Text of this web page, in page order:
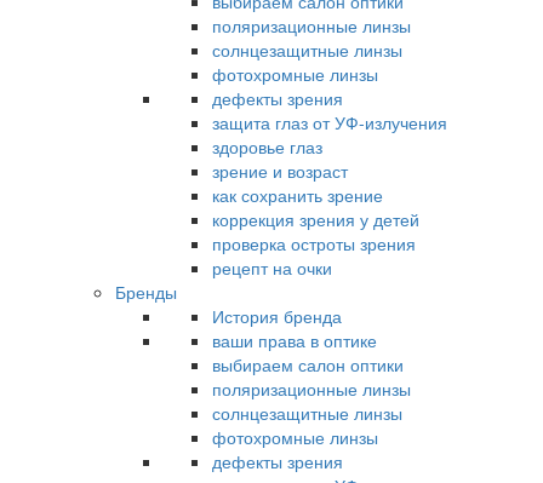
поляризационные линзы
солнцезащитные линзы
фотохромные линзы
дефекты зрения
защита глаз от УФ-излучения
здоровье глаз
зрение и возраст
как сохранить зрение
коррекция зрения у детей
проверка остроты зрения
рецепт на очки
Бренды
История бренда
ваши права в оптике
выбираем салон оптики
поляризационные линзы
солнцезащитные линзы
фотохромные линзы
дефекты зрения